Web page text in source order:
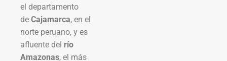
el departamento
de Cajamarca, en el
norte peruano, y es
afluente del río
Amazonas, el más